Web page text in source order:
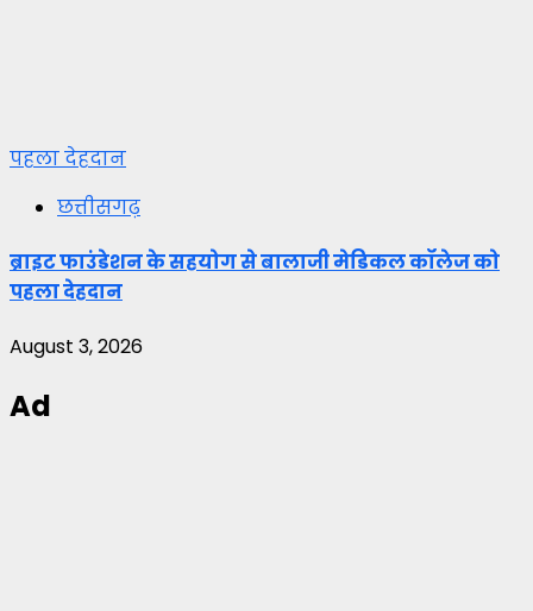
पहला देहदान
छत्तीसगढ़
ब्राइट फाउंडेशन के सहयोग से बालाजी मेडिकल कॉलेज को
पहला देहदान
August 3, 2026
Ad